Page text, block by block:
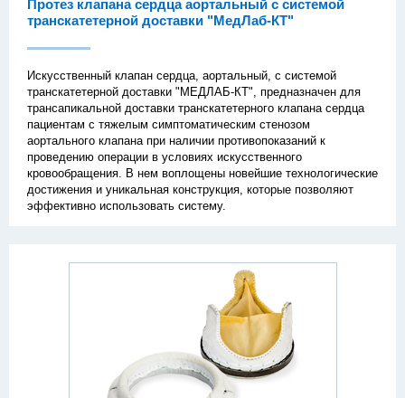
Протез клапана сердца аортальный с системой
транскатетерной доставки "МедЛаб-КТ"
Искусственный клапан сердца, аортальный, с системой
транскатетерной доставки "МЕДЛАБ-КТ", предназначен для
трансапикальной доставки транскатетерного клапана сердца
пациентам с тяжелым симптоматическим стенозом
аортального клапана при наличии противопоказаний к
проведению операции в условиях искусственного
кровообращения. В нем воплощены новейшие технологические
достижения и уникальная конструкция, которые позволяют
эффективно использовать систему.